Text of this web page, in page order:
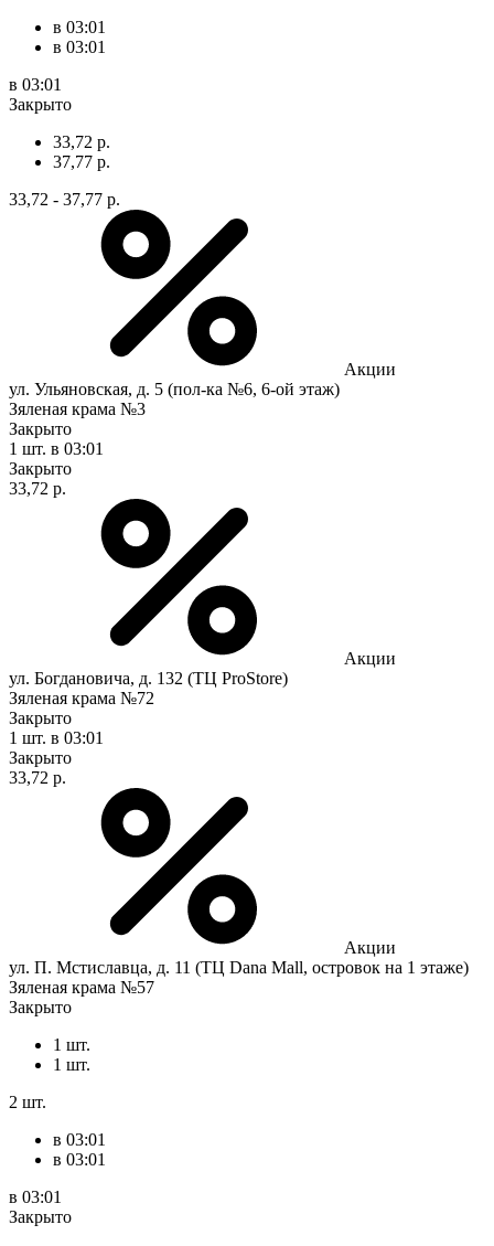
в 03:01
в 03:01
в 03:01
Закрыто
33,72 р.
37,77 р.
33,72 - 37,77 р.
Акции
ул. Ульяновская, д. 5 (пол-ка №6, 6-ой этаж)
Зяленая крама №3
Закрыто
1 шт. в 03:01
Закрыто
33,72 р.
Акции
ул. Богдановича, д. 132 (ТЦ ProStore)
Зяленая крама №72
Закрыто
1 шт. в 03:01
Закрыто
33,72 р.
Акции
ул. П. Мстиславца, д. 11 (ТЦ Dana Mall, островок на 1 этаже)
Зяленая крама №57
Закрыто
1 шт.
1 шт.
2 шт.
в 03:01
в 03:01
в 03:01
Закрыто